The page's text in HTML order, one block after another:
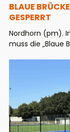
BLAUE
GESPERRT
Nordhorn (pm).
muss die „Blaue